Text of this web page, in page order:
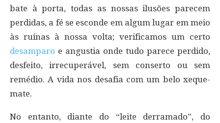
bate à porta, todas as nossas ilusões parecem
perdidas, a fé se esconde em algum lugar em meio
às ruínas à nossa volta; verificamos um certo
desamparo e angustia onde tudo parece perdido,
desfeito, irrecuperável, sem conserto ou sem
remédio. A vida nos desafia com um belo xeque-
mate.
No entanto, diante do “leite derramado”, do